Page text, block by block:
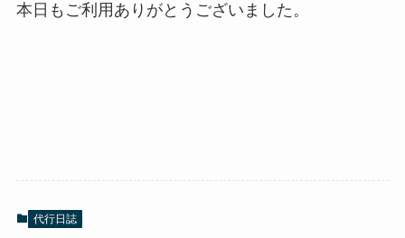
本日もご利用ありがとうございました。
代行日誌